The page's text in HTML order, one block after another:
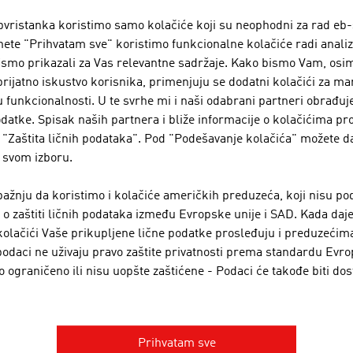
tehnologije putem koje se odvija najveći deo
posebnu pažnju moraju da posvete bezbednosti
preuzimaju austrijska preduzeća ovog sektora
telekomunikacija u velikoj meri doprinosi uštedi
upravljanje električnim mrežama (Smart Grids) i
ili mogućnošću virtuelnih sastanaka.
korišćenje i čuvanje telekomunikacijskih uređaja
za okolinu. Bilo da se radi o velikoj potrošnji
potrošnji struje u radu ili gubitku sirovina zbog
ima ogroman potencijal za poboljšanja.
5G TEHNOLOGIJE I VEŠTAČKE
i sve šira primena 5G tehnologije u velikoj meri
koristimo samo kolačiće koji su neophodni za rad
"Prihvatam sve" koristimo funkcionalne kolačiće radi
prikazali za Vas relevantne sadržaje. Kako bismo Vam,
iskustvo korisnika, primenjuju se dodatni kolačići za
funkcionalnosti. U te svrhe mi i naši odabrani partneri
Spisak naših partnera i bliže informacije o kolačićima
ličnih podataka". Pod "Podešavanje kolačića" možete
izboru.
da koristimo i kolačiće američkih preduzeća, koji nisu
o zaštiti ličnih podataka između Evropske unije i SAD. Kada
Vaše prikupljene lične podatke prosleđuju i
podaci ne uživaju pravo zaštite privatnosti prema standardu
ograničeno ili nisu uopšte zaštićene - Podaci će takođe biti
Prihvatam sve